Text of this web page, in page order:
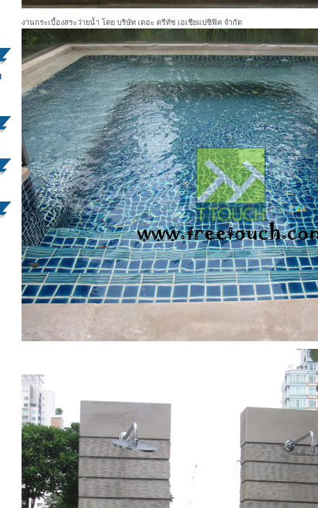
งานกระเบื้องสระว่ายน้ำ โดย บริษัท เดอะ ตรีทัช เอเชียแปซิฟิค จำกัด